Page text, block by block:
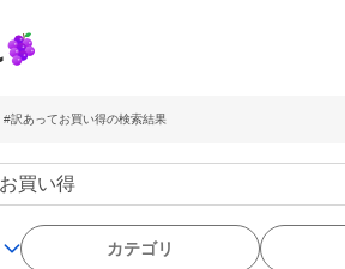
#訳あってお買い得の検索結果
カテゴリ